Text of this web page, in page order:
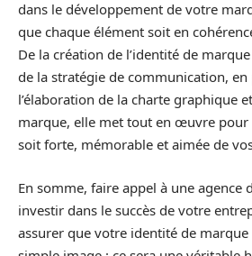
dans le développement de votre
que chaque élément soit en
De la création de l’identité de
de la stratégie de communication, en
l’élaboration de la charte graphique
marque, elle met tout en œuvre
soit forte, mémorable et aimée de
En somme, faire appel à une agence
investir dans le succès de votre
assurer que votre identité de marque